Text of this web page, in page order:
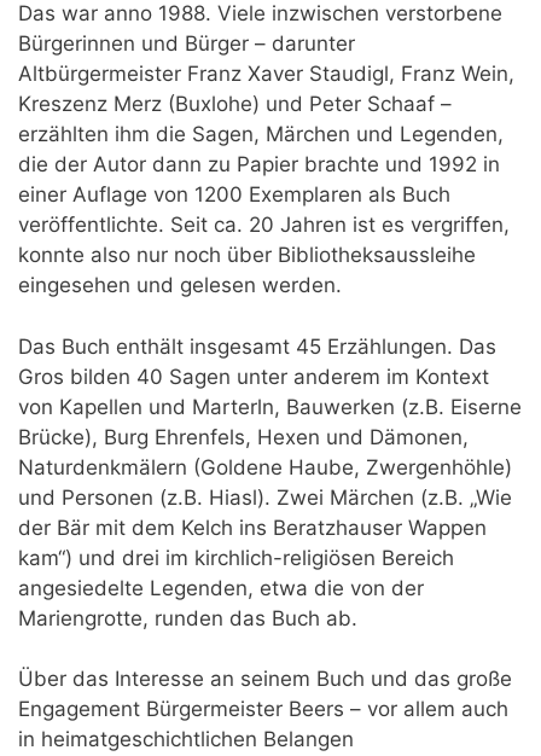
Das war anno 1988. Viele inzwischen verstorbene
Bürgerinnen und Bürger – darunter
Altbürgermeister Franz Xaver Staudigl, Franz Wein,
Kreszenz Merz (Buxlohe) und Peter Schaaf –
erzählten ihm die Sagen, Märchen und Legenden,
die der Autor dann zu Papier brachte und 1992 in
einer Auflage von 1200 Exemplaren als Buch
veröffentlichte. Seit ca. 20 Jahren ist es vergriffen,
konnte also nur noch über Bibliotheksaussleihe
eingesehen und gelesen werden.
Das Buch enthält insgesamt 45 Erzählungen. Das
Gros bilden 40 Sagen unter anderem im Kontext
von Kapellen und Marterln, Bauwerken (z.B. Eiserne
Brücke), Burg Ehrenfels, Hexen und Dämonen,
Naturdenkmälern (Goldene Haube, Zwergenhöhle)
und Personen (z.B. Hiasl). Zwei Märchen (z.B. „Wie
der Bär mit dem Kelch ins Beratzhauser Wappen
kam“) und drei im kirchlich-religiösen Bereich
angesiedelte Legenden, etwa die von der
Mariengrotte, runden das Buch ab.
Über das Interesse an seinem Buch und das große
Engagement Bürgermeister Beers – vor allem auch
in heimatgeschichtlichen Belangen